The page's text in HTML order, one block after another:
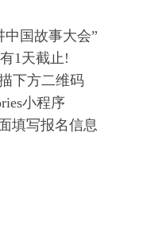
中国故事大会”
1天截止!
下方二维码
小程序
填写报名信息